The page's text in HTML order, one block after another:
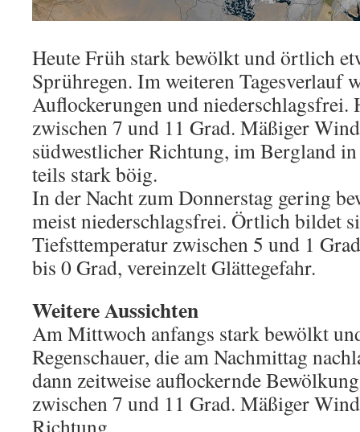
Heute Früh stark bewölkt und örtlich
Sprühregen. Im weiteren Tagesverlauf
Auflockerungen und niederschlagsfrei.
zwischen 7 und 11 Grad. Mäßiger
südwestlicher Richtung, im Bergland
teils stark böig.
In der Nacht zum Donnerstag gering
meist niederschlagsfrei. Örtlich bildet
Tiefsttemperatur zwischen 5 und 1
bis 0 Grad, vereinzelt Glättegefahr.
Weitere Aussichten
Am Mittwoch anfangs stark bewölkt
Regenschauer, die am Nachmittag
dann zeitweise auflockernde
zwischen 7 und 11 Grad. Mäßiger
Richtung.